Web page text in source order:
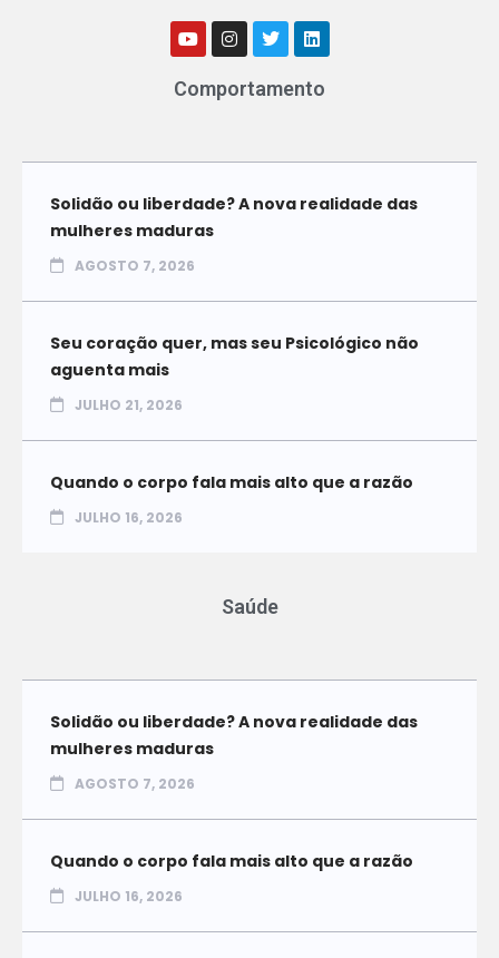
Comportamento
Solidão ou liberdade? A nova realidade das
mulheres maduras
AGOSTO 7, 2026
Seu coração quer, mas seu Psicológico não
aguenta mais
JULHO 21, 2026
Quando o corpo fala mais alto que a razão
JULHO 16, 2026
Saúde
Solidão ou liberdade? A nova realidade das
mulheres maduras
AGOSTO 7, 2026
Quando o corpo fala mais alto que a razão
JULHO 16, 2026